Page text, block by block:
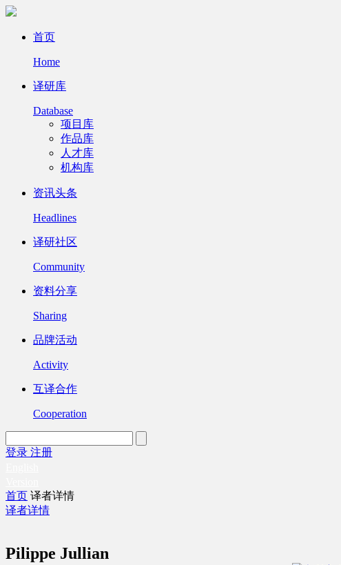
首页
Home
译研库
Database
项目库
作品库
人才库
机构库
资讯头条
Headlines
译研社区
Community
资料分享
Sharing
品牌活动
Activity
互译合作
Cooperation
登录 注册
首页 译者详情
译者详情
Pilippe Jullian